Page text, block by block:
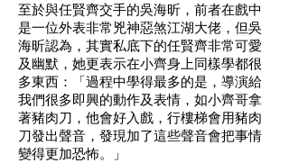
至於與任賢齊交手的吳海昕，前者在戲中
是一位外表非常兇神惡煞江湖大佬，但吳
海昕認為，其實私底下的任賢齊非常可愛
及幽默，她更表示在小齊身上同樣學都很
多東西：「過程中學得最多的是，導演給
我們很多即興的動作及表情，如小齊哥拿
著豬肉刀，他會好入戲，行樓梯會用豬肉
刀發出聲音，發現加了這些聲音會把事情
變得更加恐怖。」